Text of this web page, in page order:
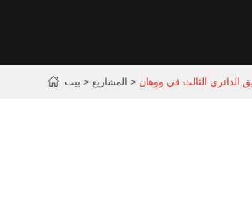
بيت المشاريع الدائري الثالث في ووهان